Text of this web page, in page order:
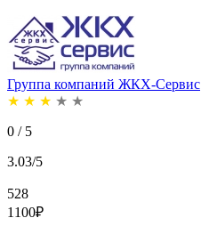
Группа компаний ЖКХ-Сервис
★ ★ ★ ★ ★
0 / 5
3.03/5
528
1100₽